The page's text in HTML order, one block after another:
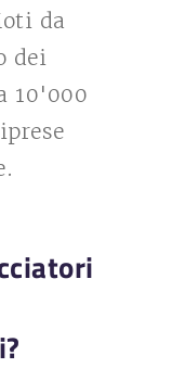
da
dei
10'000